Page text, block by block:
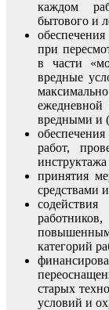
каждом
бытового и
при
в части
вредные
вредными и
работ,
принятия
средствами
категорий
старых
условий и